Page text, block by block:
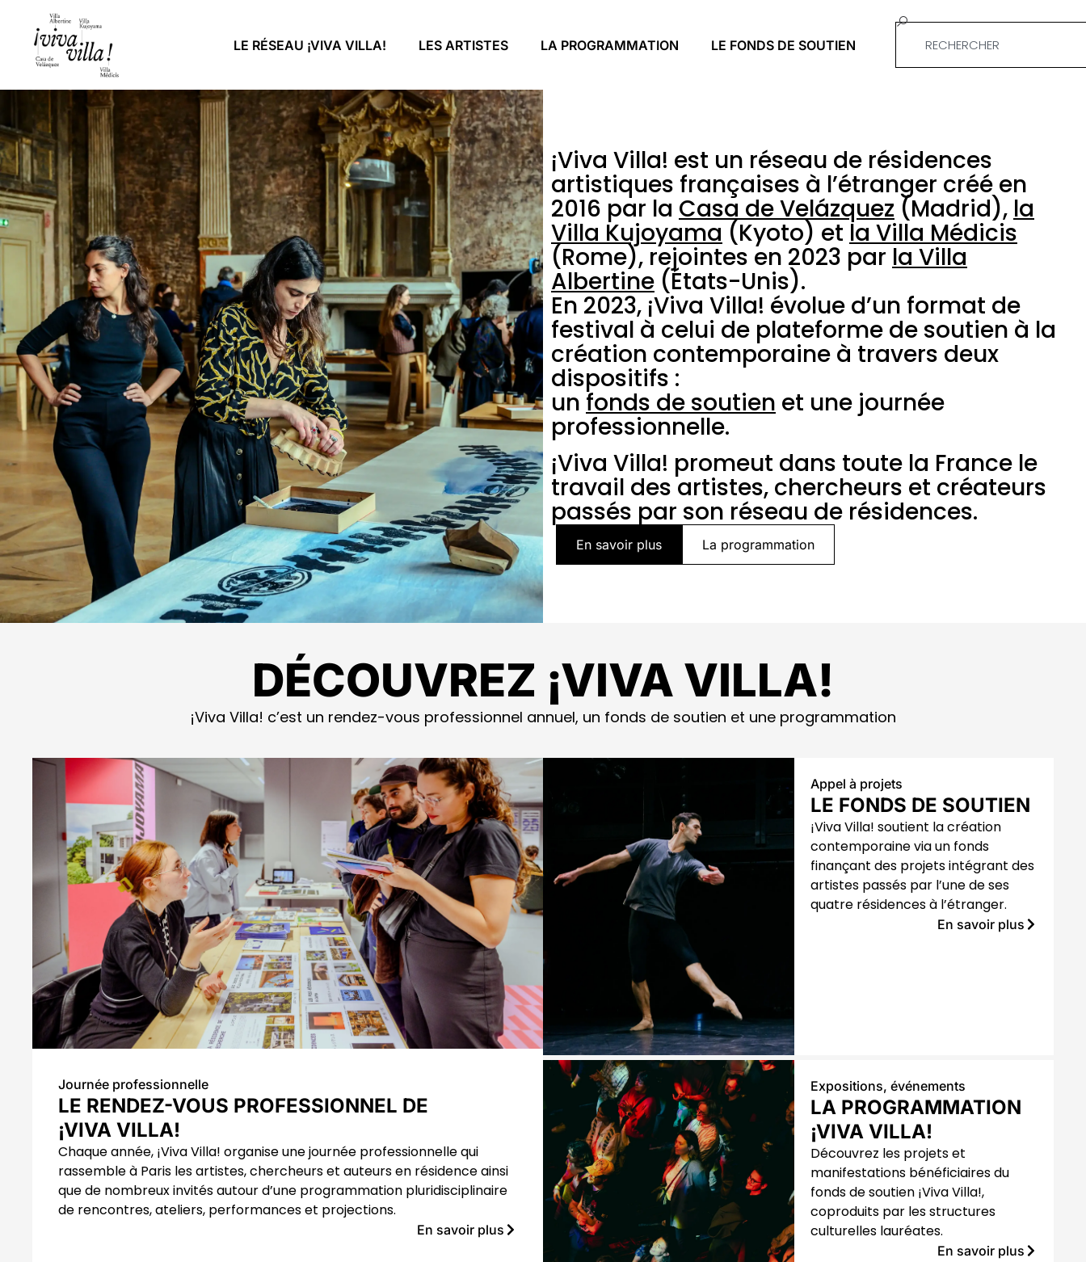
LE RÉSEAU ¡VIVA VILLA! LES ARTISTES LA PROGRAMMATION LE FONDS DE SOUTIEN
¡Viva Villa! est un réseau de résidences
artistiques françaises à l’étranger créé en
2016 par la Casa de Velázquez (Madrid), la
Villa Kujoyama (Kyoto) et la Villa Médicis
(Rome), rejointes en 2023 par la Villa
Albertine (États-Unis).
En 2023, ¡Viva Villa! évolue d’un format de
festival à celui de plateforme de soutien à la
création contemporaine à travers deux
dispositifs :
un fonds de soutien et une journée
professionnelle.
¡Viva Villa! promeut dans toute la France le
travail des artistes, chercheurs et créateurs
passés par son réseau de résidences.
En savoir plus La programmation
DÉCOUVREZ ¡VIVA VILLA!
¡Viva Villa! c’est un rendez-vous professionnel annuel, un fonds de soutien et une programmation
Journée professionnelle
LE RENDEZ-VOUS PROFESSIONNEL DE
¡VIVA VILLA!
Chaque année, ¡Viva Villa! organise une journée professionnelle qui
rassemble à Paris les artistes, chercheurs et auteurs en résidence ainsi
que de nombreux invités autour d’une programmation pluridisciplinaire
de rencontres, ateliers, performances et projections.
En savoir plus
Appel à projets
LE FONDS DE SOUTIEN
¡Viva Villa! soutient la création
contemporaine via un fonds
finançant des projets intégrant des
artistes passés par l’une de ses
quatre résidences à l’étranger.
En savoir plus
Expositions, événements
LA PROGRAMMATION
¡VIVA VILLA!
Découvrez les projets et
manifestations bénéficiaires du
fonds de soutien ¡Viva Villa!,
coproduits par les structures
culturelles lauréates.
En savoir plus